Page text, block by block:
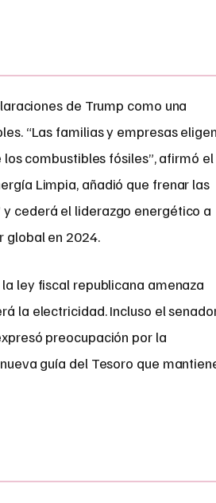
de Trump como una
“Las familias y empresas eligen
combustibles fósiles”, afirmó el
Limpia, añadió que frenar las
cederá el liderazgo energético a
global en 2024.
ley fiscal republicana amenaza
la electricidad. Incluso el
preocupación por la
guía del Tesoro que